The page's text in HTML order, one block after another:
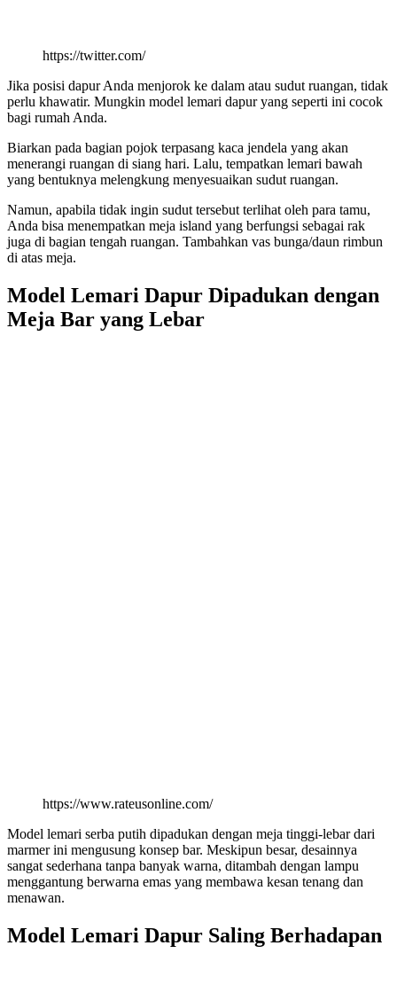
https://twitter.com/
Jika posisi dapur Anda menjorok ke dalam atau sudut ruangan, tidak
perlu khawatir. Mungkin model lemari dapur yang seperti ini cocok
bagi rumah Anda.
Biarkan pada bagian pojok terpasang kaca jendela yang akan
menerangi ruangan di siang hari. Lalu, tempatkan lemari bawah
yang bentuknya melengkung menyesuaikan sudut ruangan.
Namun, apabila tidak ingin sudut tersebut terlihat oleh para tamu,
Anda bisa menempatkan meja island yang berfungsi sebagai rak
juga di bagian tengah ruangan. Tambahkan vas bunga/daun rimbun
di atas meja.
Model Lemari Dapur Dipadukan dengan
Meja Bar yang Lebar
https://www.rateusonline.com/
Model lemari serba putih dipadukan dengan meja tinggi-lebar dari
marmer ini mengusung konsep bar. Meskipun besar, desainnya
sangat sederhana tanpa banyak warna, ditambah dengan lampu
menggantung berwarna emas yang membawa kesan tenang dan
menawan.
Model Lemari Dapur Saling Berhadapan